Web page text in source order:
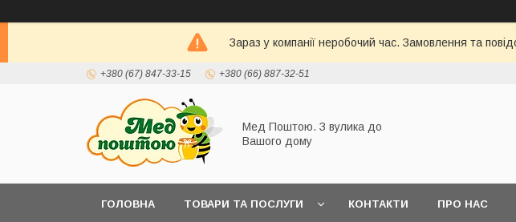
Зараз у компанії неробочий час. Замовлення та
+380 (67) 847-33-15 +380 (66) 887-32-51
Мед Поштою. З вулика до
Вашого дому
ГОЛОВНА ТОВАРИ ТА ПОСЛУГИ КОНТАКТИ ПРО НАС